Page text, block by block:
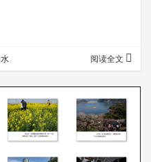
景不再现。
阅读全文